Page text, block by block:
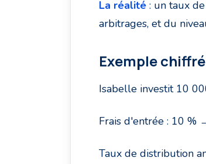
La réalité : un taux
arbitrages, et du
Exemple
Isabelle investit 10
Frais d'entrée : 10 %
Taux de distribution